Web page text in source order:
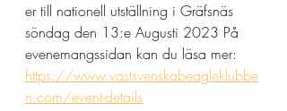
er till nationell utställning i Gräfsnäs
söndag den 13:e Augusti 2023 På
evenemangssidan kan du läsa mer:
https://www.vastsvenskabeagleklubbe
n.com/event-details